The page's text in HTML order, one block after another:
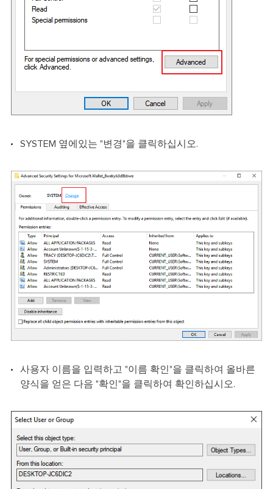
SYSTEM 옆에있는 "변경"을 클릭하십시오.
사용자 이름을 입력하고 "이름 확인"을 클릭하여 올바른
양식을 얻은 다음 "확인"을 클릭하여 확인하십시오.